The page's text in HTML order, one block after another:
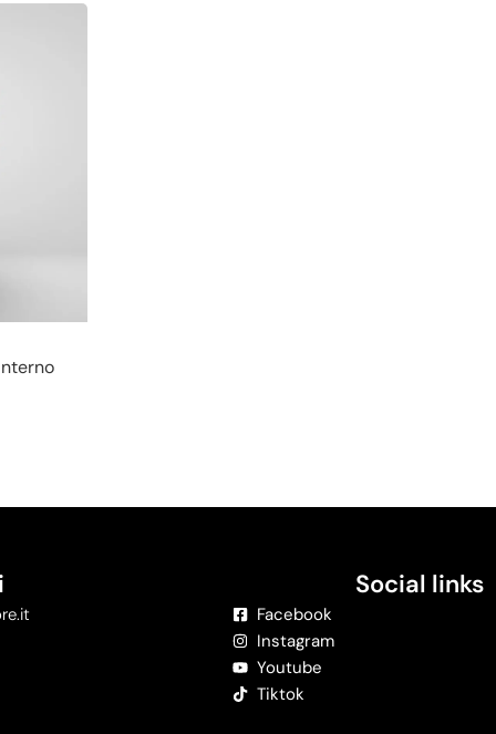
Social links
Facebook
Instagram
Youtube
Tiktok